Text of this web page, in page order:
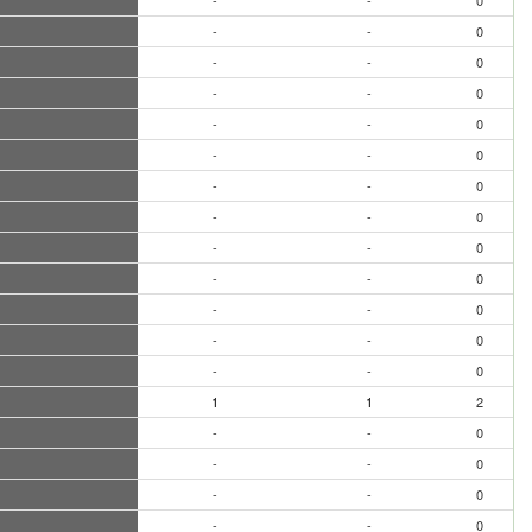
-
-
0
-
-
0
-
-
0
-
-
0
-
-
0
-
-
0
-
-
0
-
-
0
-
-
0
-
-
0
-
-
0
-
-
0
1
1
2
-
-
0
-
-
0
-
-
0
-
- 0